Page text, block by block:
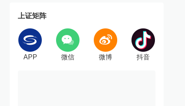
上证矩阵
APP 微信 微博 抖音